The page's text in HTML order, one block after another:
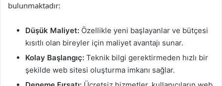
bulunmaktadır:
Düşük Maliyet: Özellikle yeni başlayanlar ve bütçesi
kısıtlı olan bireyler için maliyet avantajı sunar.
Kolay Başlangıç: Teknik bilgi gerektirmeden hızlı bir
şekilde web sitesi oluşturma imkanı sağlar.